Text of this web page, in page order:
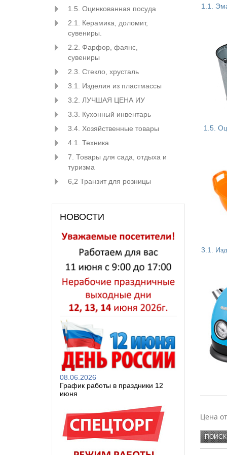
1.5. Оцинкованная посуда
2.1. Керамика, доломит,
сувениры.
2.2. Фарфор, фаянс,
сувениры
2.3. Стекло, хрусталь
3.1. Изделия из пластмассы
3.2. ЛУЧШАЯ ЦЕНА ИУ
3.3. Кухонный инвентарь
3.4. Хозяйственные товары
4.1. Техника
7. Товары для сада, отдыха и
туризма
6,2 Транзит для розницы
НОВОСТИ
08.06.2026
График работы в праздники 12
июня
1.1.
1.5.
3.1.
KAMILLE
Цена от